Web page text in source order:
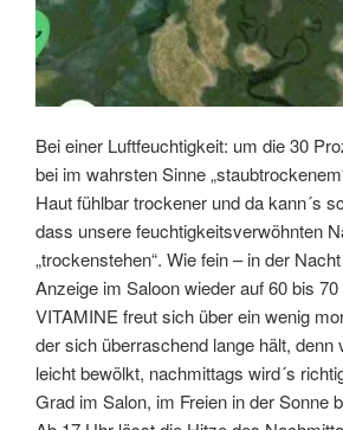
Bei einer Luftfeuchtigkeit: um die 30
bei im wahrsten Sinne
Haut fühlbar trockener und da kann´s
dass unsere feuchtigkeitsverwöhnten
„trockenstehen“. Wie fein – in der
Anzeige im Saloon wieder auf 60 bis
VITAMINE freut sich über ein wenig
der sich überraschend lange hält, denn
leicht bewölkt, nachmittags wird´s
Grad im Salon, im Freien in der Sonne